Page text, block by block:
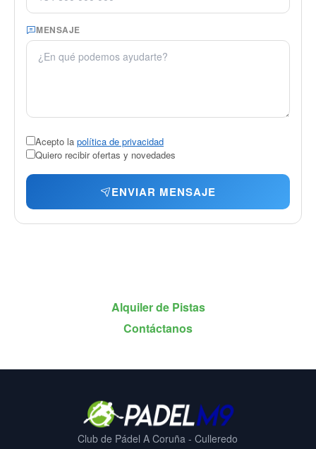
MENSAJE
Acepto la política de privacidad
Quiero recibir ofertas y novedades
ENVIAR MENSAJE
Alquiler de Pistas
Contáctanos
Club de Pádel A Coruña - Culleredo